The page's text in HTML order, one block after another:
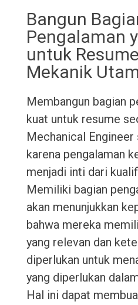
Bangun
Pengalaman
untuk
Mekanik
Membangun bagian
kuat untuk resume
Mechanical Engineer
karena pengalaman
menjadi inti dari
Memiliki bagian
akan menunjukkan
bahwa mereka
yang relevan dan
diperlukan untuk
yang diperlukan
Hal ini dapat